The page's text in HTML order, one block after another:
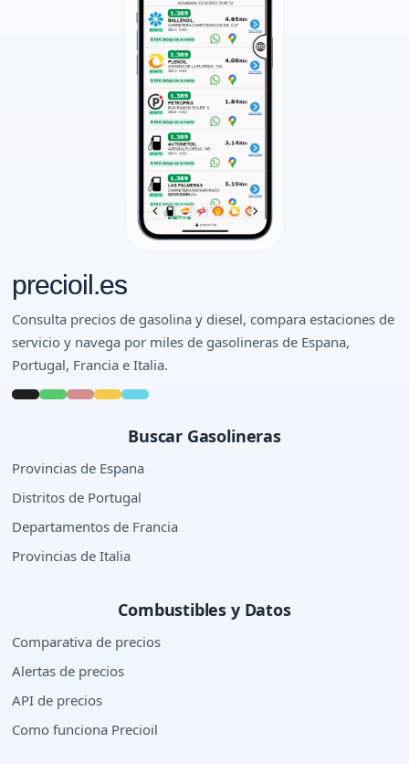
precioil.es
Consulta precios de gasolina y diesel, compara estaciones de
servicio y navega por miles de gasolineras de Espana,
Portugal, Francia e Italia.
Buscar Gasolineras
Provincias de Espana
Distritos de Portugal
Departamentos de Francia
Provincias de Italia
Combustibles y Datos
Comparativa de precios
Alertas de precios
API de precios
Como funciona Precioil